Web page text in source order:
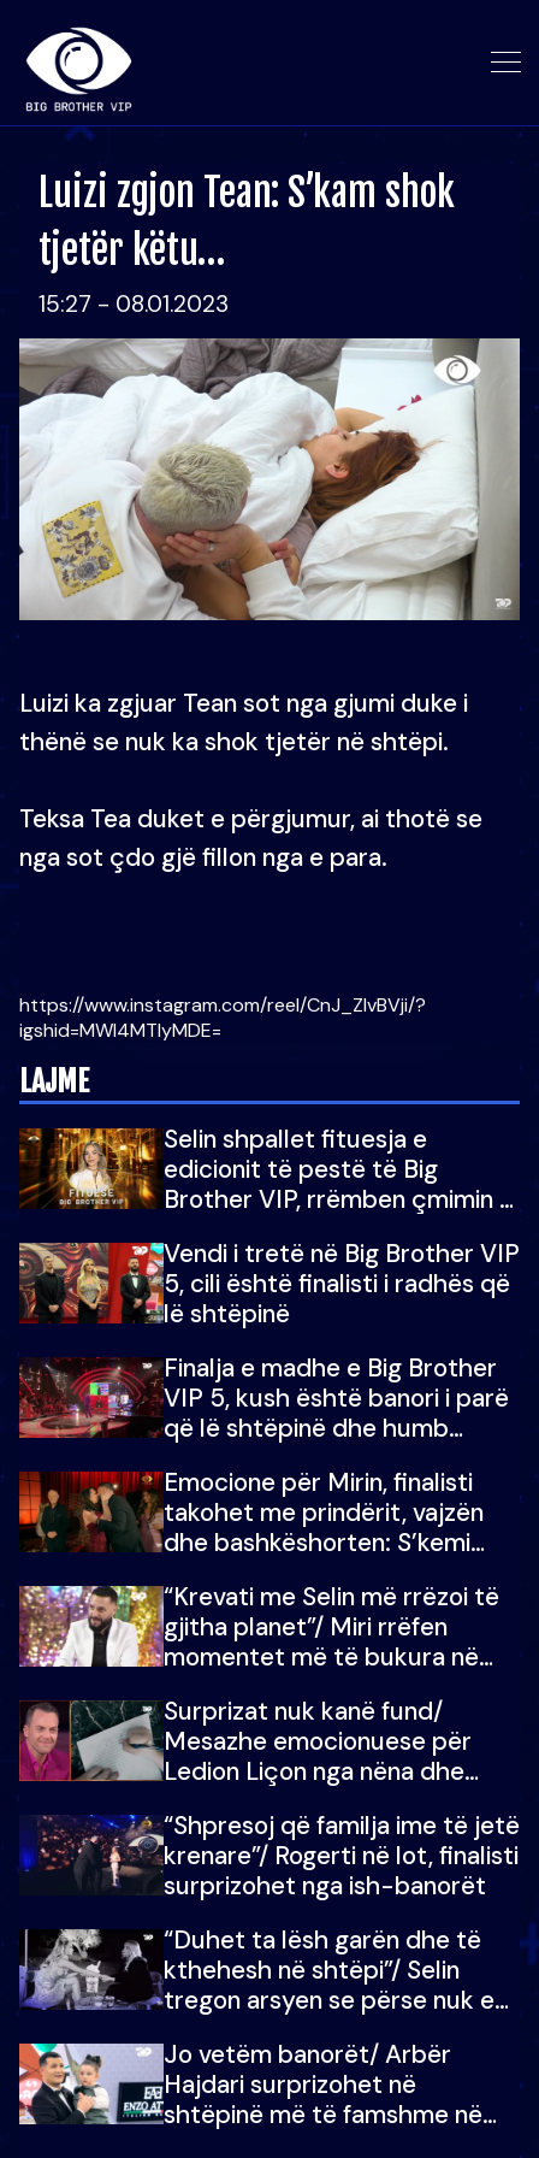
Luizi zgjon Tean: S’kam shok
tjetër këtu…
15:27 - 08.01.2023
Luizi ka zgjuar Tean sot nga gjumi duke i
thënë se nuk ka shok tjetër në shtëpi.
Teksa Tea duket e përgjumur, ai thotë se
nga sot çdo gjë fillon nga e para.
https://www.instagram.com/reel/CnJ_ZIvBVji/?
igshid=MWI4MTIyMDE=
LAJME
Selin shpallet fituesja e
edicionit të pestë të Big
Brother VIP, rrëmben çmimin e
Vendi i tretë në Big Brother VIP
5, cili është finalisti i radhës që
lë shtëpinë
Finalja e madhe e Big Brother
VIP 5, kush është banori i parë
që lë shtëpinë dhe humb
çmimin e madh
Emocione për Mirin, finalisti
takohet me prindërit, vajzën
dhe bashkëshorten: S’kemi
“Krevati me Selin më rrëzoi të
gjitha planet”/ Miri rrëfen
momentet më të bukura në
mungojë zilja e mëngjesit kur…
Surprizat nuk kanë fund/
Mesazhe emocionuese për
Ledion Liçon nga nëna dhe
mban dot lotët: Nuk meritoj…
“Shpresoj që familja ime të jetë
krenare”/ Rogerti në lot, finalisti
surprizohet nga ish-banorët
“Duhet ta lësh garën dhe të
kthehesh në shtëpi”/ Selin
tregon arsyen se përse nuk e
çoja luftën time deri në fund
Jo vetëm banorët/ Arbër
Hajdari surprizohet në
shtëpinë më të famshme në